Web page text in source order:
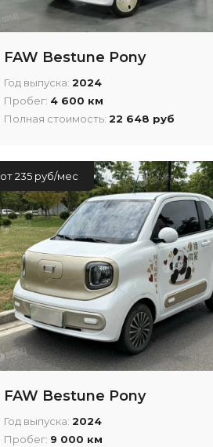
FAW Bestune Pony
Год выпуска: 2024
Пробег: 4 600 км
Полная стоимость: 22 648 руб
от 235 руб/мес
FAW Bestune Pony
Год выпуска: 2024
Пробег: 9 000 км